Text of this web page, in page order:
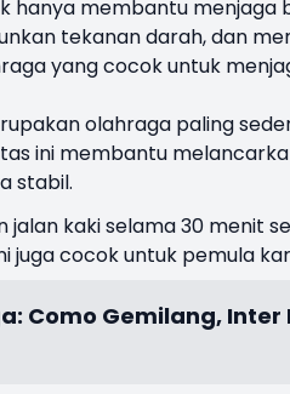
hanya membantu menjaga
tekanan darah, dan
yang cocok untuk
olahraga paling
ini membantu
stabil.
jalan kaki selama 30 menit
juga cocok untuk pemula
Como Gemilang, Inter